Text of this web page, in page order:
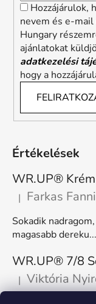
Hozzájárulok,
nevem és e-mail
Hungary
ajánlatokat
adatkezelési
hogy a
Értékelések
A termék
| Farkas Fanni
Sokadik
magasabb dereku...
A termék
| Viktória